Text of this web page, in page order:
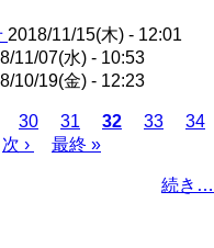
2018/11/15(木) - 12:01
11/07(水) - 10:53
10/19(金) - 12:23
ペ
ー
30
ペ
ー
31
カ
32
ペ
33
ペ
34
次
次 ›
最
最終 »
続き…